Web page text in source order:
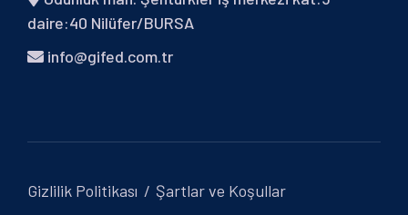
daire:40 Nilüfer/BURSA
info@gifed.com.tr
Gizlilik Politikası Şartlar ve Koşullar